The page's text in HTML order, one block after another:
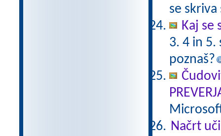
se
Kaj se
3. 4 in 5.
poznaš?
Načrt